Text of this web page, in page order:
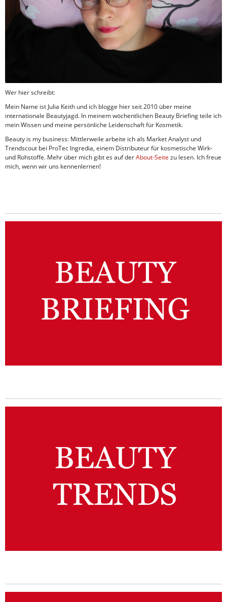
Wer hier schreibt:
Mein Name ist Julia Keith und ich blogge hier seit 2010 über meine
internationale Beautyjagd. In meinem wöchentlichen Beauty Briefing teile ich
mein Wissen und meine persönliche Leidenschaft für Kosmetik.
Beauty is my business: Mittlerweile arbeite ich als Market Analyst und
Trendscout bei ProTec Ingredia, einem Distributeur für kosmetische Wirk-
und Rohstoffe. Mehr über mich gibt es auf derAbout-Seite zu lesen. Ich freue
mich, wenn wir uns kennenlernen!